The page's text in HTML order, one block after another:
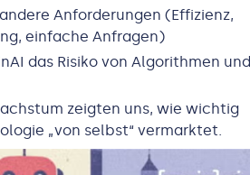
Anforderungen (Effizienz,
einfache Anfragen)
das Risiko von Algorithmen und
zeigten uns, wie wichtig
„von selbst“ vermarktet.